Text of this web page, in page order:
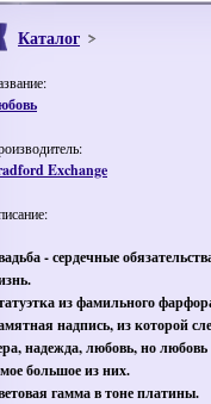
Каталог
Exchange
- сердечные
из фамильного
надпись, из которой
надежда, любовь, но любовь
большое из них.
гамма в тоне платины.